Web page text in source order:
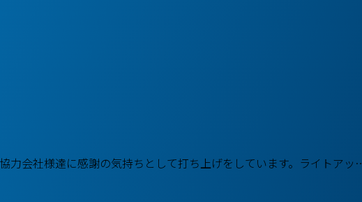
力会社様達に感謝の気持ちとして打ち上げをしています。ライトア